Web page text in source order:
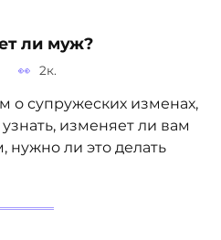
ли муж?
2к.
о супружеских изменах,
узнать, изменяет ли вам
ли это делать